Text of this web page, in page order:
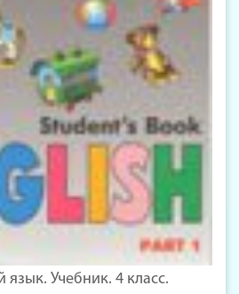
язык. Учебник. 4 класс.